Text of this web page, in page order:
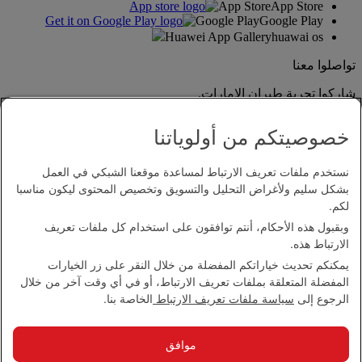
App StoreApp Store
Google PlayGoogle Play
Huawei App Galleryhuawai os
تواصلوا معنا
شاركوا تجربة طيران الإمارات.
بيان إمكانية الدخول
اتصل بنا
سياسة الخصوصية
الشروط والأحكام
سياسة ملفات تعريف الارتباط
بيان الشفافية بموجب قانون مكافحة العبودية الحديثة
خصوصيتكم من أولوياتنا
نستخدم ملفات تعريف الارتباط لمساعدة موقعنا الشبكي في العمل
بشكل سليم ولأغراض التحليل والتسويق وتخصيص المحتوى ليكون مناسبا
لكم.
وبقبول هذه الأحكام، أنتم توافقون على استخدام كل ملفات تعريف
الارتباط هذه.
يمكنكم تحديث خياراتكم المفضلة من خلال النقر على زر الخيارات
المفضلة المتعلقة بملفات تعريف الارتباط، أو في أي وقت آخر من خلال
الرجوع إلى سياسة ملفات تعريف الارتباط الخاصة بنا.
موافق